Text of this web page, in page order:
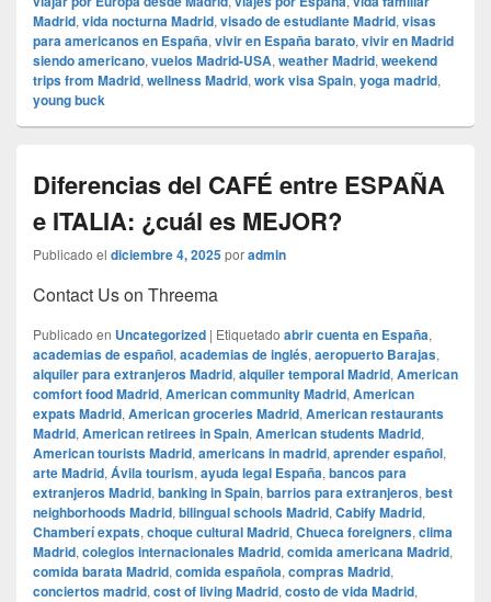
Madrid, vida nocturna Madrid, visado de estudiante Madrid, visas
para americanos en España, vivir en España barato, vivir en Madrid
siendo americano, vuelos Madrid-USA, weather Madrid, weekend
trips from Madrid, wellness Madrid, work visa Spain, yoga madrid,
young buck
Diferencias del CAFÉ entre ESPAÑA
e ITALIA: ¿cuál es MEJOR?
Publicado el diciembre 4, 2025poradmin
Contact Us on Threema
Publicado en Uncategorized | Etiquetado abrir cuenta en España,
academias de español, academias de inglés, aeropuerto Barajas,
alquiler para extranjeros Madrid, alquiler temporal Madrid, American
comfort food Madrid, American community Madrid, American
expats Madrid, American groceries Madrid, American restaurants
Madrid, American retirees in Spain, American students Madrid,
American tourists Madrid, americans in madrid, aprender español,
arte Madrid, Ávila tourism, ayuda legal España, bancos para
extranjeros Madrid, banking in Spain, barrios para extranjeros, best
neighborhoods Madrid, bilingual schools Madrid, Cabify Madrid,
Chamberí expats, choque cultural Madrid, Chueca foreigners, clima
Madrid, colegios internacionales Madrid, comida americana Madrid,
comida barata Madrid, comida española, compras Madrid,
conciertos madrid, cost of living Madrid, costo de vida Madrid,